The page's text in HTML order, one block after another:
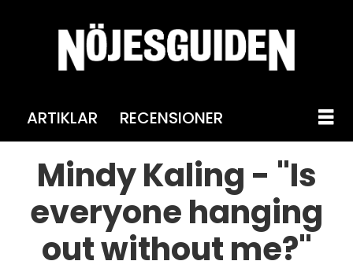
ARTIKLAR RECENSIONER
Mindy Kaling - "Is
everyone hanging
out without me?"